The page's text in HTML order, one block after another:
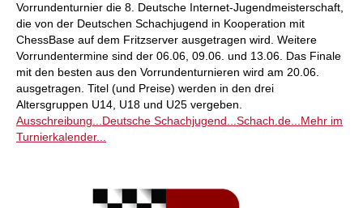
Vorrundenturnier die 8. Deutsche Internet-Jugendmeisterschaft,
die von der Deutschen Schachjugend in Kooperation mit
ChessBase auf dem Fritzserver ausgetragen wird. Weitere
Vorrundentermine sind der 06.06, 09.06. und 13.06. Das Finale
mit den besten aus den Vorrundenturnieren wird am 20.06.
ausgetragen. Titel (und Preise) werden in den drei
Altersgruppen U14, U18 und U25 vergeben.
Ausschreibung... Deutsche Schachjugend... Schach.de... Mehr im
Turnierkalender...